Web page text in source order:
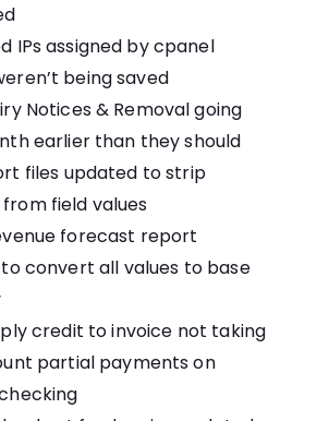
IPs assigned by cpanel
being saved
Notices & Removal going
earlier than they should
files updated to strip
field values
forecast report
convert all values to base
credit to invoice not taking
partial payments on